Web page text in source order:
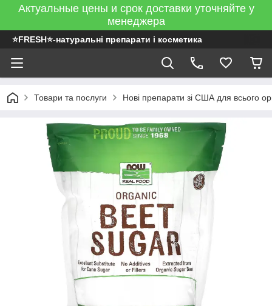
Актуальные цены и срок доставки уточняйте у
менеджера
⭐FRESH⭐-натуральні препарати і косметика
Товари та послуги Нові препарати зі США для всього